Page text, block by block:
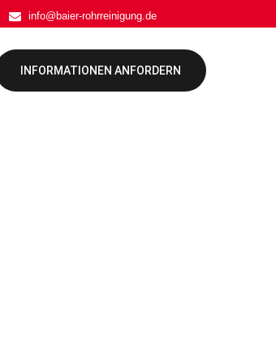
info@baier-rohrreinigung.de
INFORMATIONEN ANFORDERN